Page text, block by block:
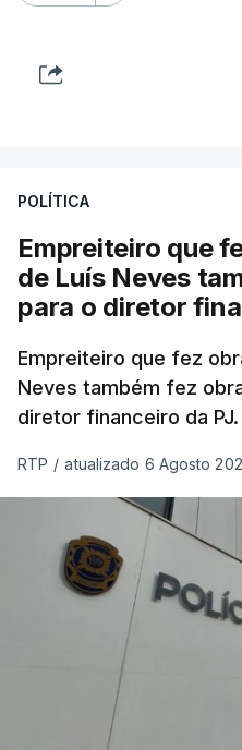
POLÍTICA
Empreiteiro que
de Luís Neves
para o diretor
Empreiteiro que fez
Neves também fez
diretor financeiro da PJ.
RTP / atualizado 6 Agosto